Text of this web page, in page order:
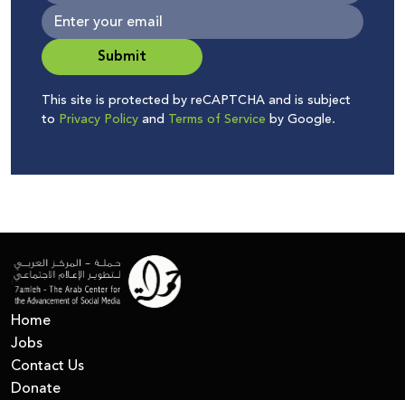
Submit
This site is protected by reCAPTCHA and is subject
to Privacy Policyand Terms of Service by Google.
Home
Jobs
Contact Us
Donate